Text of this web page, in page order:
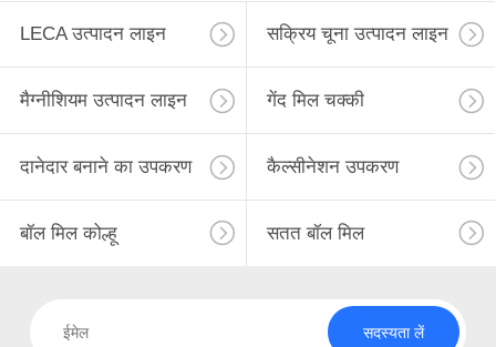
LECA उत्पादन लाइन सक्रिय चूना उत्पादन लाइन
मैग्नीशियम उत्पादन लाइन गेंद मिल चक्की
दानेदार बनाने का उपकरण कैल्सीनेशन उपकरण
बॉल मिल कोल्हू सतत बॉल मिल
सदस्यता लें